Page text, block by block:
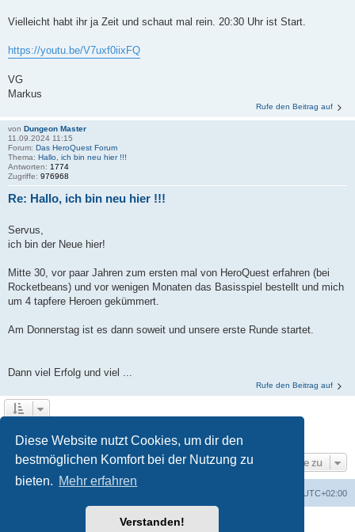
Diese Website nutzt Cookies, um dir den
bestmöglichen Komfort bei der Nutzung zu
bieten. Mehr erfahren
Verstanden!
Vielleicht habt ihr ja Zeit und schaut mal rein. 20:30 Uhr ist Start.
https://youtu.be/V7uxf0iixFQ
VG
Markus
Rufe den Beitrag auf
von Dungeon Master
11.09.2024 11:15
Forum: Das HeroQuest Forum
Thema: Hallo, ich bin neu hier !!!
Antworten: 1774
Zugriffe: 976968
Re: Hallo, ich bin neu hier !!!
Servus,
ich bin der Neue hier!
Mitte 30, vor paar Jahren zum ersten mal von HeroQuest erfahren (bei
Rocketbeans) und vor wenigen Monaten das Basisspiel bestellt und mich
um 4 tapfere Heroen gekümmert.
Am Donnerstag ist es dann soweit und unsere erste Runde startet.
Dann viel Erfolg und viel ...
Rufe den Beitrag auf
Gehe zu
UTC+02:00
Powered byphpBB® Forum Software © phpBB Limited